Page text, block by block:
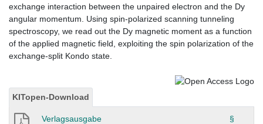
exchange interaction between the unpaired electron and the Dy
angular momentum. Using spin-polarized scanning tunneling
spectroscopy, we read out the Dy magnetic moment as a function
of the applied magnetic field, exploiting the spin polarization of the
exchange-split Kondo state.
KITopen-Download
Verlagsausgabe §